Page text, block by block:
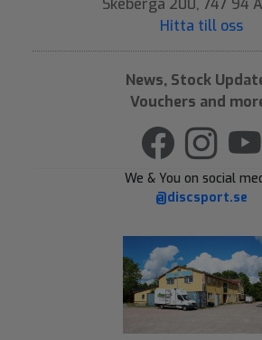
Hitta till oss
News, Stock
Vouchers and
We & You on social
@discsport.se